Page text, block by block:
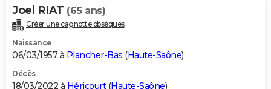
Joel RIAT (65 ans)
Créer une cagnotte obsèques
Naissance
06/03/1957 à Plancher-Bas (Haute-Saône)
Décès
18/03/2022 à Héricourt(Haute-Saône)